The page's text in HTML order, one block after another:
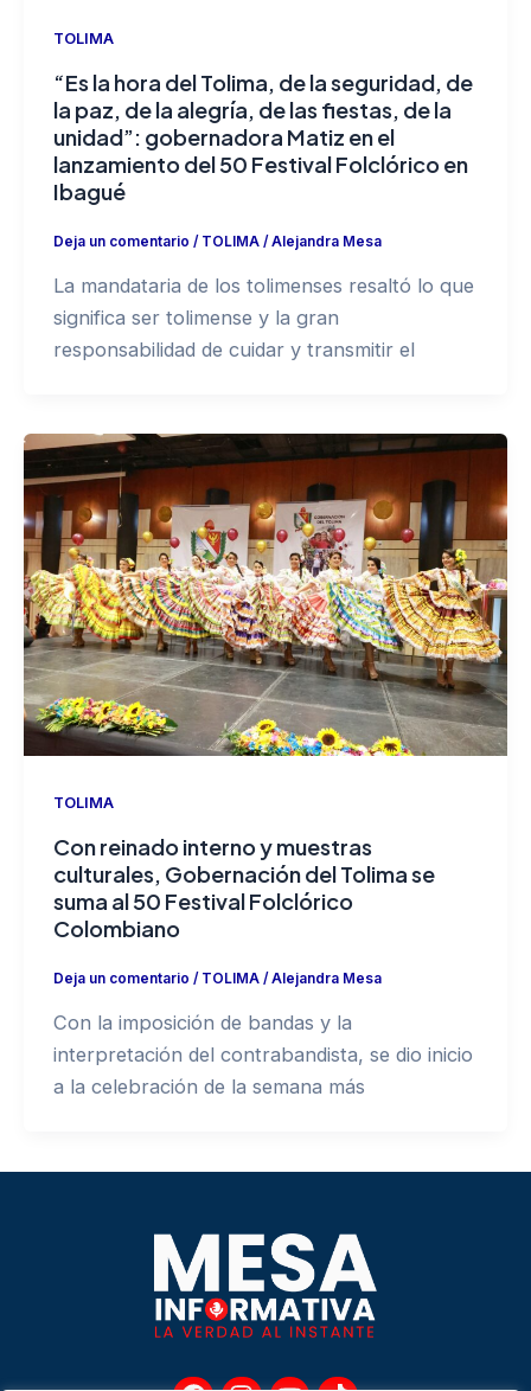
TOLIMA
“Es la hora del Tolima, de la seguridad, de
la paz, de la alegría, de las fiestas, de la
unidad”: gobernadora Matiz en el
lanzamiento del 50 Festival Folclórico en
Ibagué
Deja un comentario / TOLIMA/ Alejandra Mesa
La mandataria de los tolimenses resaltó lo que
significa ser tolimense y la gran
responsabilidad de cuidar y transmitir el
TOLIMA
Con reinado interno y muestras
culturales, Gobernación del Tolima se
suma al 50 Festival Folclórico
Colombiano
Deja un comentario / TOLIMA/ Alejandra Mesa
Con la imposición de bandas y la
interpretación del contrabandista, se dio inicio
a la celebración de la semana más